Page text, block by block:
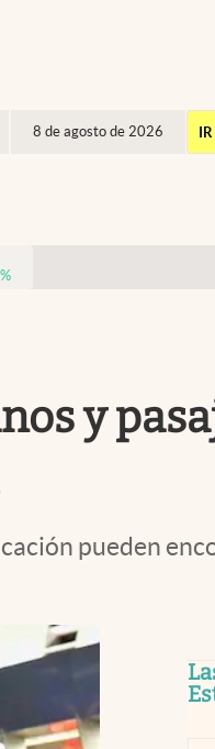
8 de agosto de 2026
%
y
pueden